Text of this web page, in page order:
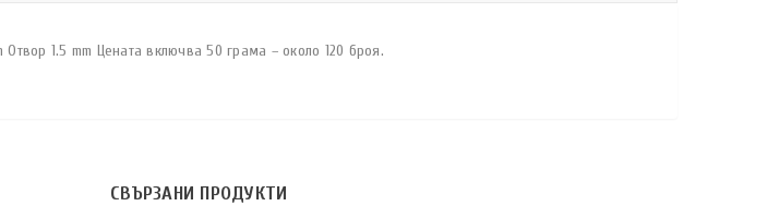
Отвор 1.5 mm Цената включва 50 грама – около 120 броя.
СВЪРЗАНИ ПРОДУКТИ